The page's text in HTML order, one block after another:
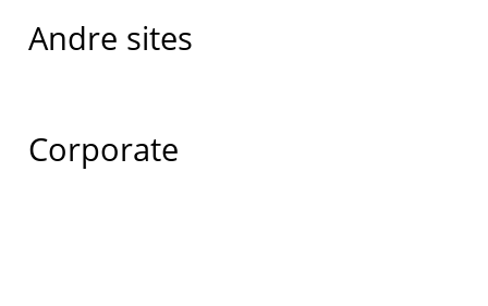
Andre sites
Corporate